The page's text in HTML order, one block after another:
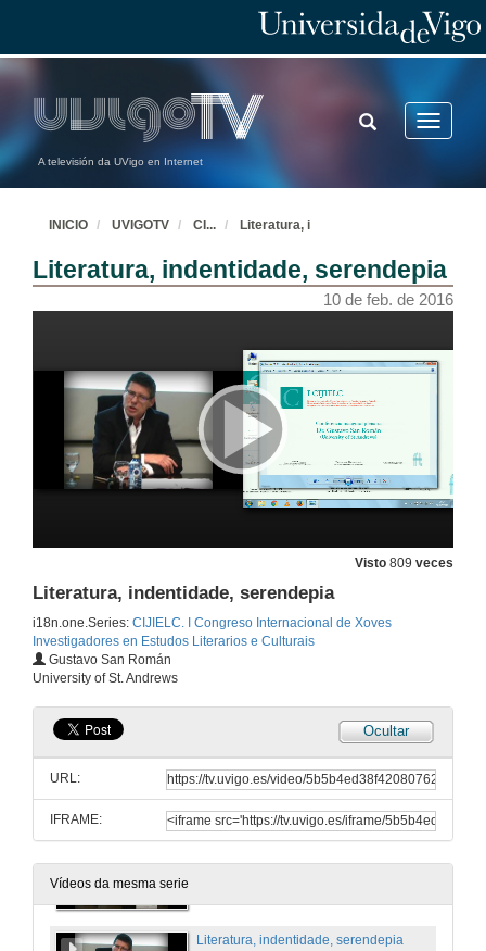
A televisión da UVigo en Internet
Toggle
TOGGLE
SEARCH
INICIO UVIGOTV CI ... Literatura, i
Literatura, indentidade, serendepia
10 de feb. de 2016
Visto 809 veces
Literatura, indentidade, serendepia
i18n.one.Series: CIJIELC. I Congreso Internacional de Xoves
Investigadores en Estudos Literarios e Culturais
Gustavo San Román
University of St. Andrews
Ocultar
URL:
IFRAME:
Vídeos da mesma serie
Inauguración do I Congreso Internacional de Novos Investigadores en Estudos Literarios e Culturais
Literatura, indentidade, serendepia